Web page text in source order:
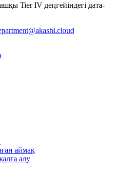
Tier IV деңгейіндегі дата-
аймақ
алу